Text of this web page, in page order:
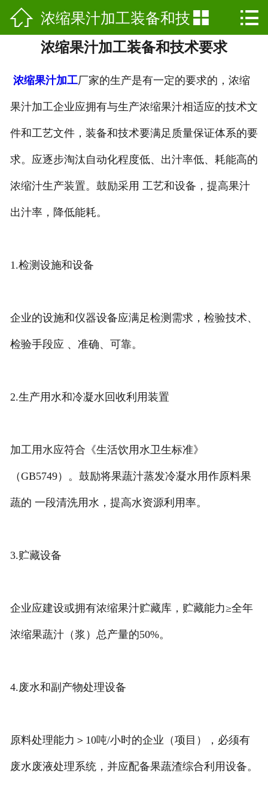
 网站首页
公司简介
产品展示
新闻动态
公司基地
行业资讯
 浓缩果汁加工装备和技
术要求
 
浓缩果汁加工装备和技术要求
浓缩果汁加工厂家的生产是有一定的要求的，浓缩
果汁加工企业应拥有与生产浓缩果汁相适应的技术文
件和工艺文件，装备和技术要满足质量保证体系的要
求。应逐步淘汰自动化程度低、出汁率低、耗能高的
浓缩汁生产装置。鼓励采用 工艺和设备，提高果汁
出汁率，降低能耗。
1.检测设施和设备
企业的设施和仪器设备应满足检测需求，检验技术、
检验手段应 、准确、可靠。
2.生产用水和冷凝水回收利用装置
加工用水应符合《生活饮用水卫生标准》
（GB5749）。鼓励将果蔬汁蒸发冷凝水用作原料果
蔬的 一段清洗用水，提高水资源利用率。
3.贮藏设备
企业应建设或拥有浓缩果汁贮藏库，贮藏能力≥全年
浓缩果蔬汁（浆）总产量的50%。
4.废水和副产物处理设备
原料处理能力＞10吨/小时的企业（项目），必须有
废水废液处理系统，并应配备果蔬渣综合利用设备。